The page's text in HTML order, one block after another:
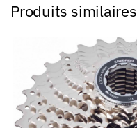
Produits similaires